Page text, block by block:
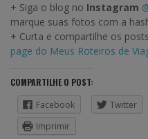
+ Siga o blog no Instagram
marque suas fotos com a
+ Curta e compartilhe os
page do Meus Roteiros de
COMPARTILHE O POST:
Facebook
Twitter
Imprimir